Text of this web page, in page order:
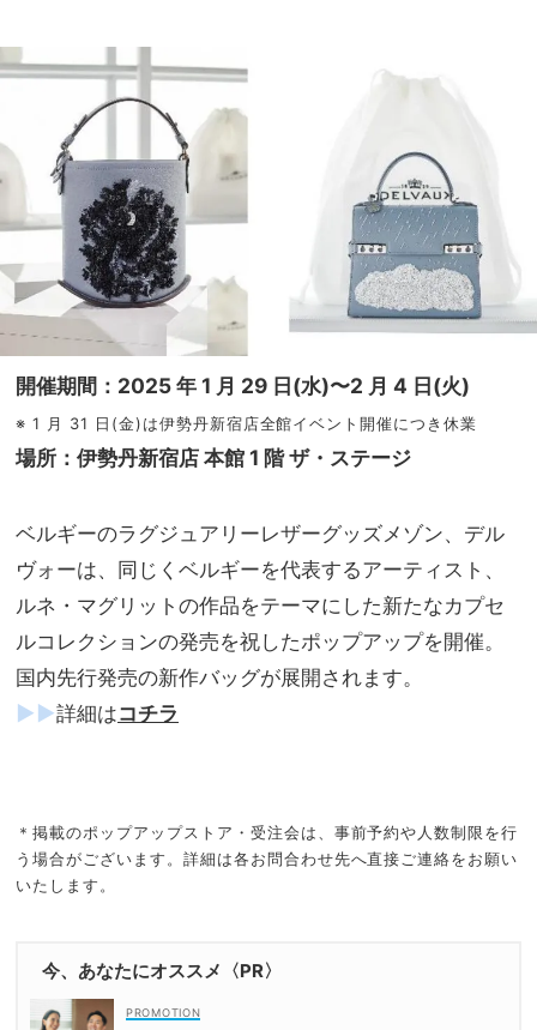
開催期間：2025 年 1 月 29 日(水)〜2 月 4 日(火)
※ 1 月 31 日(金)は伊勢丹新宿店全館イベント開催につき休業
場所：伊勢丹新宿店 本館 1 階 ザ・ステージ
ベルギーのラグジュアリーレザーグッズメゾン、デル
ヴォーは、同じくベルギーを代表するアーティスト、
ルネ・マグリットの作品をテーマにした新たなカプセ
ルコレクションの発売を祝したポップアップを開催。
国内先行発売の新作バッグが展開されます。
▶▶詳細はコチラ
＊掲載のポップアップストア・受注会は、事前予約や人数制限を行
う場合がございます。詳細は各お問合わせ先へ直接ご連絡をお願い
いたします。
今、あなたにオススメ〈PR〉